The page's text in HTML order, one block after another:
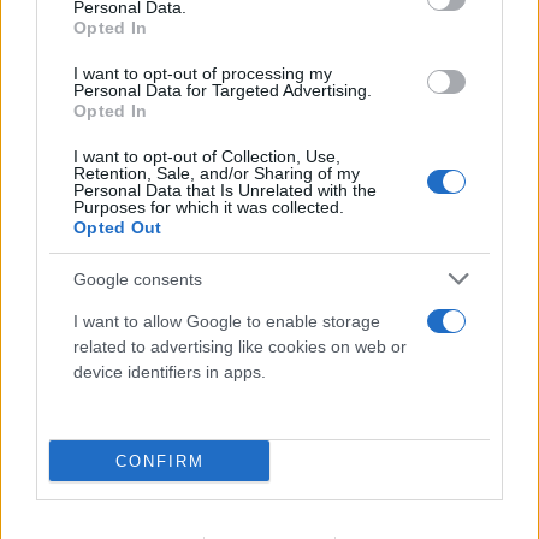
Personal Data.
Opted In
I want to opt-out of processing my
Personal Data for Targeted Advertising.
Opted In
I want to opt-out of Collection, Use,
Retention, Sale, and/or Sharing of my
Personal Data that Is Unrelated with the
Purposes for which it was collected.
Opted Out
Google consents
I want to allow Google to enable storage
related to advertising like cookies on web or
device identifiers in apps.
CONFIRM
Ναύπλιο: Προφυλακιστέοι οι δύο Ινδοί για τη
06.08.2026